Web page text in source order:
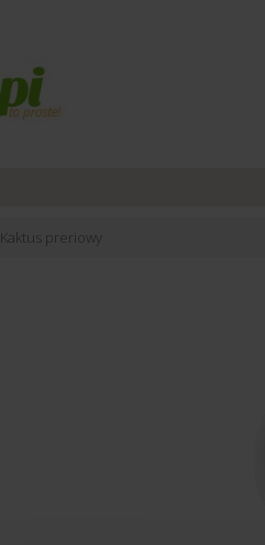
Kaktus preriowy